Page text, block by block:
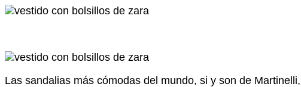
Las sandalias más cómodas del mundo, si y son de